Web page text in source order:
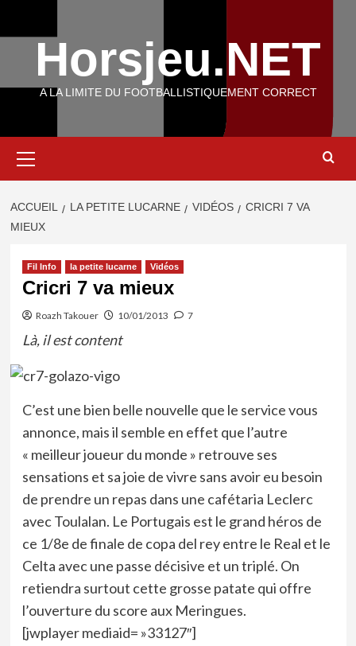
Horsjeu.NET
A LA LIMITE DU FOOTBALLISTIQUEMENT CORRECT
principal
ACCUEIL LA PETITE LUCARNE VIDÉOS
CRICRI 7 VA
MIEUX
Fil Info la petite lucarne Vidéos
Cricri 7 va mieux
Roazh Takouer 10/01/2013 7
Là, il est content
C’est une bien belle nouvelle que le service vous
annonce, mais il semble en effet que l’autre
« meilleur joueur du monde » retrouve ses
sensations et sa joie de vivre sans avoir eu besoin
de prendre un repas dans une cafétaria Leclerc
avec Toulalan. Le Portugais est le grand héros de
ce 1/8e de finale de copa del rey entre le Real et le
Celta avec une passe décisive et un triplé. On
retiendra surtout cette grosse patate qui offre
l’ouverture du score aux Meringues.
[jwplayer mediaid= »33127″]